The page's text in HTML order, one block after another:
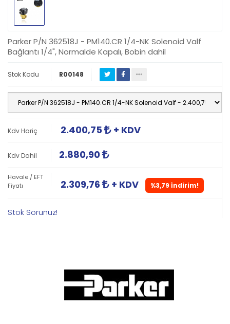
Parker P/N 362518J - PM140.CR 1/4-NK Solenoid Valf
Bağlantı 1/4", Normalde Kapalı, Bobin dahil
Stok Kodu R00148
Kdv Hariç 2.400,75 + KDV
Kdv Dahil 2.880,90
Havale / EFT
Fiyatı
2.309,76 + KDV %3,79 İndirim!
Stok Sorunuz!